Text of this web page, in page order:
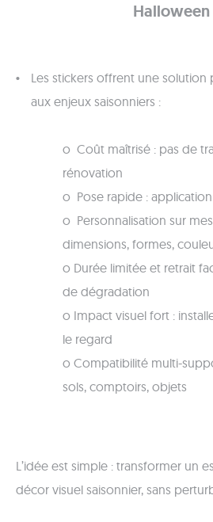
Halloween
Les stickers offrent une
aux enjeux saisonniers :
o Coût maîtrisé : pas de
rénovation
o Pose rapide :
o Personnalisation sur
dimensions, formes,
o Durée limitée et retrait
de dégradation
o Impact visuel fort :
le regard
o Compatibilité multi-
sols, comptoirs, objets
L’idée est simple : transformer un
décor visuel saisonnier, sans